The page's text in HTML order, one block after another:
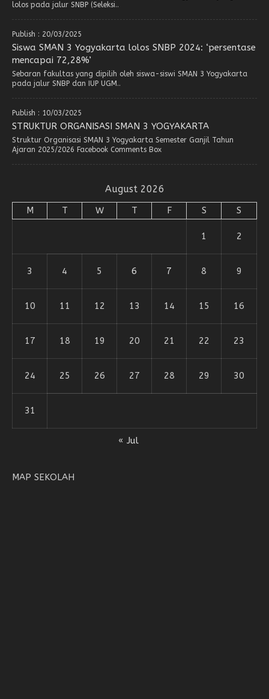
lolos pada jalur SNBP (Seleksi..
Publish : 20/03/2025
Siswa SMAN 3 Yogyakarta lolos SNBP 2024: ‘persentase
mencapai 72,28%’
Sebaran fakultas yang dipilih oleh siswa-siswi SMAN 3 Yogyakarta
pada jalur SNBP dan IUP UGM..
Publish : 10/03/2025
STRUKTUR ORGANISASI SMAN 3 YOGYAKARTA
Struktur Organisasi SMAN 3 Yogyakarta Semester Ganjil Tahun
Ajaran 2025/2026 Facebook Comments Box
August 2026
M T W T F S S
1 2
3 4 5 6 7 8 9
10 11 12 13 14 15 16
17 18 19 20 21 22 23
24 25 26 27 28 29 30
31
« Jul
MAP SEKOLAH